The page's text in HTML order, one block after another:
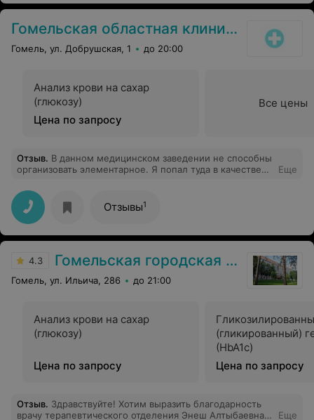
Гомельская областная клиническая психиатрическая больница
Гомель, ул. Добрушская, 1 до 20:00
Анализ крови на сахар
(глюкозу)
Цена по запросу
Все цены
Отзыв. В данном медицинском заведении не способны
организовать элементарное. Я попал туда в качестве
личное дело. Должностное лицо по фамилии
дымников пс заявило, чтобы я па ехал в военкомат
взял личное дело и привез ему. У меня в повестке
было указано дата и время явки при себе иметь
паспорт. При этом обстоятельстве возник конфликт. В
свое исследование, в итоге которого я стал
"психопатом". Так как я себя не считаю ''психопатом" на
эту медицинскую кантору подал в суд.
Еще
Отзывы1
4.3 Гомельская городская клиническая больница №3
Гомель, ул. Ильича, 286 до 21:00
Анализ крови на сахар
(глюкозу)
Цена по запросу
(гликированный)
(HbA1c)
Цена по запросу
Отзыв. Здравствуйте! Хотим выразить благодарность
врачу терапевтического отделения Энеш Алтыбаевна.
Еще